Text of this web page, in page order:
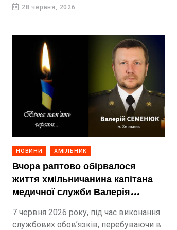
противником на Запоріжжі.
28 червня, 2026
НОВИНИ ХМІЛЬНИК
Вчора раптово обірвалося
життя хмільничанина капітана
медичної служби Валерія
7 червня 2026 року, під час виконання
службових обов’язків, перебуваючи в